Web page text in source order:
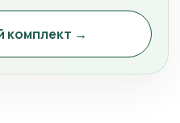
комплект →